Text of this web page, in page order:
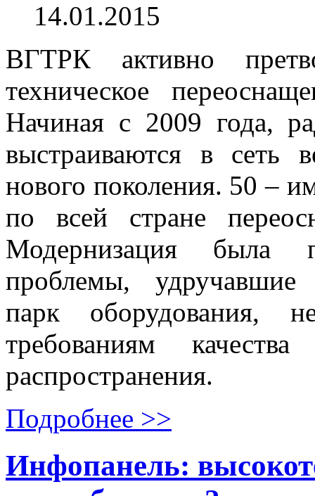
14.01.2015
ВГТРК активно
техническое
Начиная с 2009 года,
выстраиваются в сеть
нового поколения. 50 –
по всей стране
Модернизация была
проблемы, удручавшие
парк оборудования,
требованиям
распространения.
Подробнее >>
Инфопанель: